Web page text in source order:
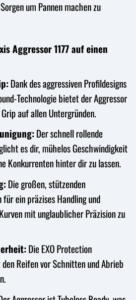
um Pannen machen zu
Aggressor 1177 auf einen
Dank des aggressiven Profildesigns
Technologie bietet der Aggressor
auf allen Untergründen.
Der schnell rollende
es dir, mühelos Geschwindigkeit
Konkurrenten hinter dir zu lassen.
Die großen, stützenden
ein präzises Handling und
mit unglaublicher Präzision zu
Die EXO Protection
Reifen vor Schnitten und Abrieb